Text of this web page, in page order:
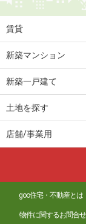
賃貸
新築マンション
新築一戸建て
土地を探す
店舗/事業用
goo住宅・不動産とは
物件に関するお問合